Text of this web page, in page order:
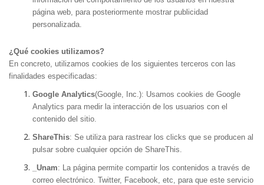
página web, para posteriormente mostrar publicidad
personalizada.
¿Qué cookies utilizamos?
En concreto, utilizamos cookies de los siguientes terceros con las
finalidades especificadas:
Google Analytics(Google, Inc.): Usamos cookies de Google
Analytics para medir la interacción de los usuarios con el
contenido del sitio.
ShareThis: Se utiliza para rastrear los clicks que se producen al
pulsar sobre cualquier opción de ShareThis.
_Unam: La página permite compartir los contenidos a través de
correo electrónico. Twitter, Facebook, etc, para que este servicio